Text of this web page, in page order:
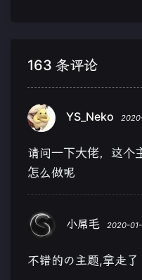
163 条评论
YS_Neko
请问一下大佬，这个
怎么做呢
小屌毛 2020-
不错的の主题,拿走了